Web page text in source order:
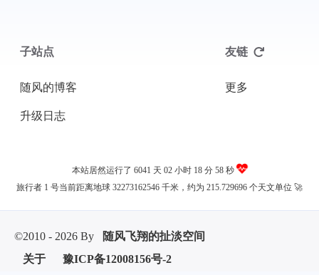
子站点
随风的博客
升级日志
友链
更多
本站居然运行了 6041 天 02 小时 18 分 58 秒
旅行者 1 号当前距离地球 32273162546 千米，约为 215.729696 个天文单位 🚀
©2010 - 2026 By
随风飞翔的扯淡空间
关于
豫ICP备12008156号-2